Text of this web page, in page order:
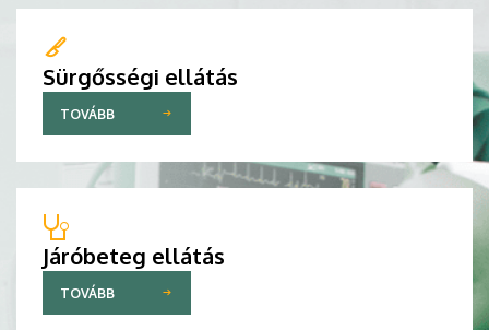
Sürgősségi ellátás
TOVÁBB
Járóbeteg ellátás
TOVÁBB